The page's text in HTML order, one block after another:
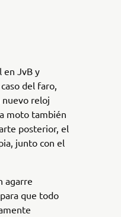
en JvB y
del faro,
reloj
moto también
posterior, el
junto con el
agarre
que todo